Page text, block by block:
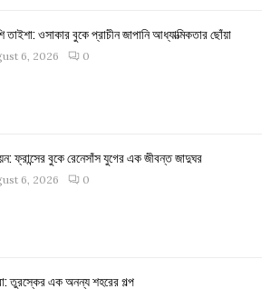
তাইশা: ওসাকার বুকে প্রাচীন জাপানি আধ্যাত্মিকতার ছোঁয়া
6, 2026 0
ফ্রান্সের বুকে রেনেসাঁস যুগের এক জীবন্ত জাদুঘর
6, 2026 0
তুরস্কের এক অনন্য শহরের গল্প